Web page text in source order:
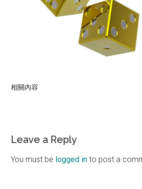
相關內容
Reader
Interactions
Leave a Reply
You must be logged in to post a